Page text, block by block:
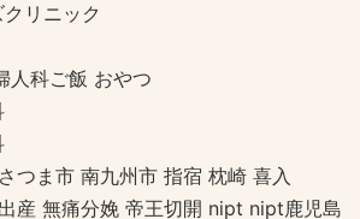
リニック
人科ご飯 おやつ
つま市 南九州市 指宿 枕崎 喜入
産 無痛分娩 帝王切開 nipt nipt鹿児島